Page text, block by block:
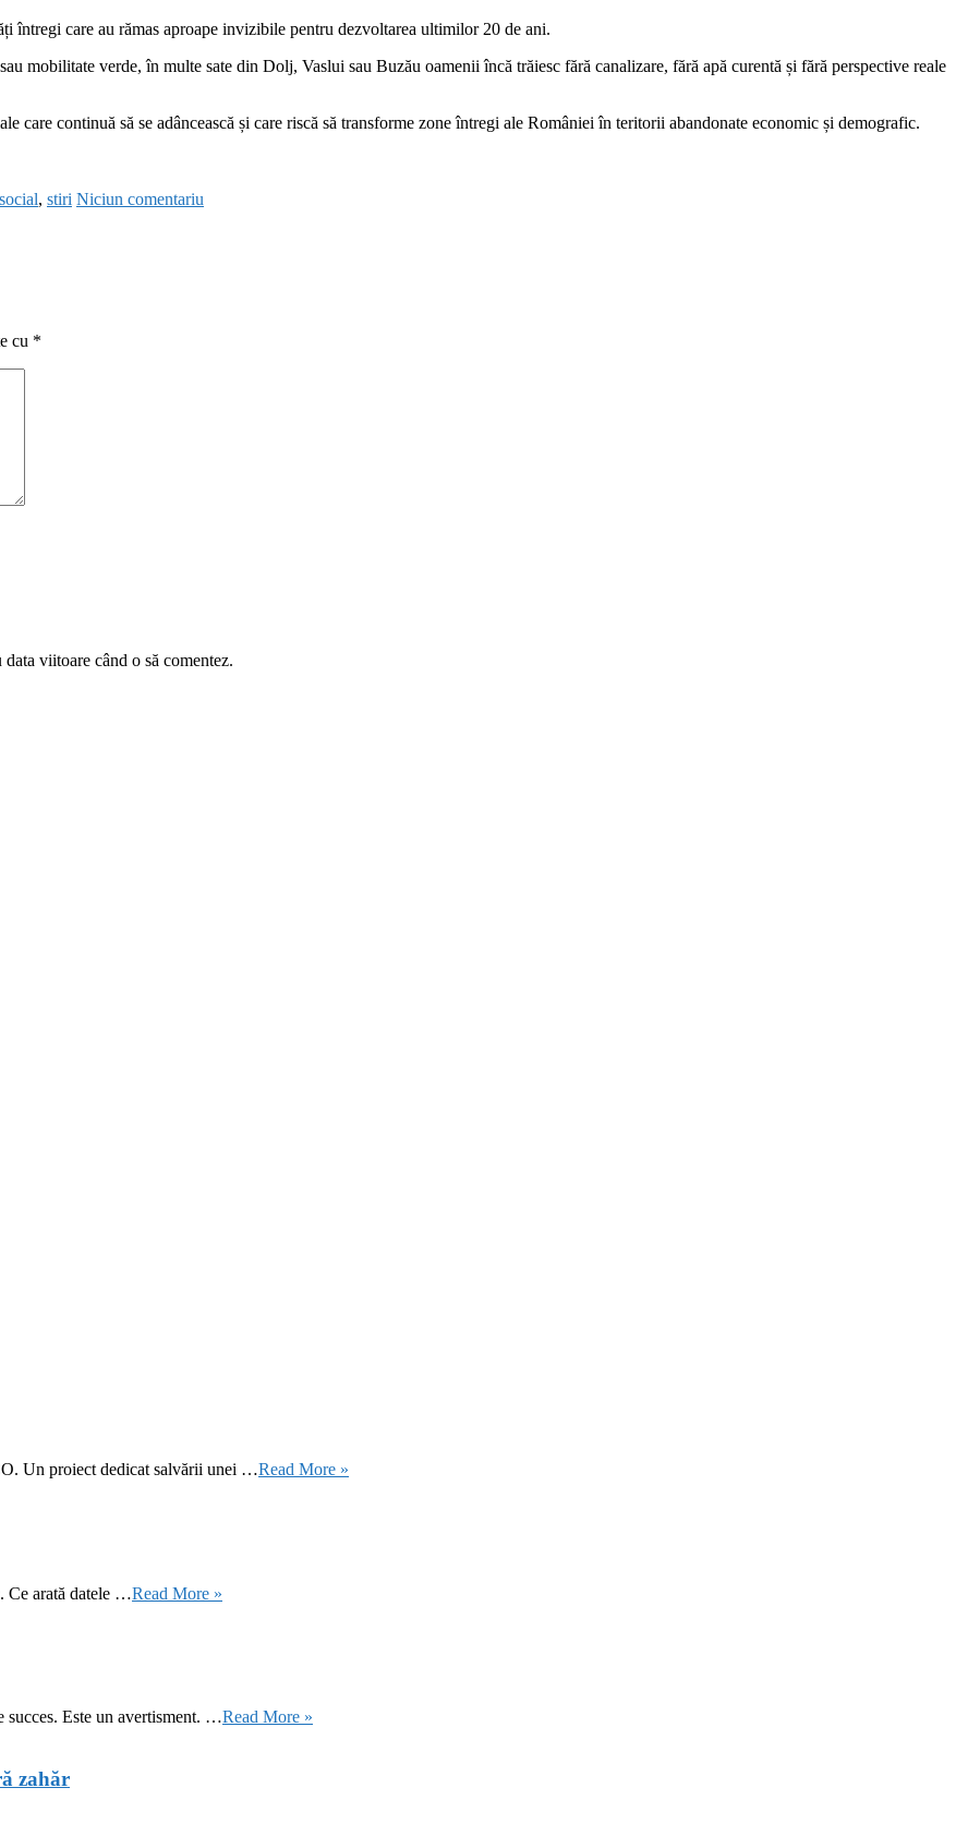
întregi care au rămas aproape invizibile pentru dezvoltarea ultimilor 20 de ani.
mobilitate verde, în multe sate din Dolj, Vaslui sau Buzău oamenii încă trăiesc fără canalizare, fără apă curentă și fără perspective reale
care continuă să se adâncească și care riscă să transforme zone întregi ale României în teritorii abandonate economic și demografic.
social, stiri Niciun comentariu
cu *
viitoare când o să comentez.
Un proiect dedicat salvării unei …Read More »
Ce arată datele …Read More »
succes. Este un avertisment. …Read More »
zahăr